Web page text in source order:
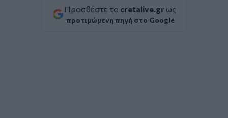
Προσθέστε το cretalive.gr ως
προτιμώμενη πηγή στο Google